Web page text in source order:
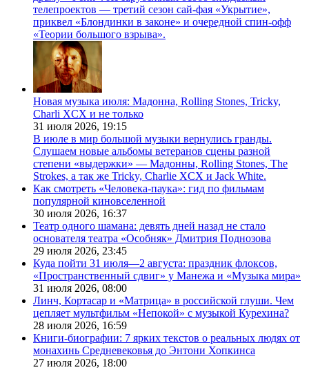
телепроектов — третий сезон сай-фая «Укрытие»,
приквел «Блондинки в законе» и очередной спин-офф
«Теории большого взрыва».
Новая музыка июля: Мадонна, Rolling Stones, Tricky,
Charli XCX и не только
31 июля 2026, 19:15
В июле в мир большой музыки вернулись гранды.
Слушаем новые альбомы ветеранов сцены разной
степени «выдержки» — Мадонны, Rolling Stones, The
Strokes, а так же Tricky, Charlie XCX и Jack White.
Как смотреть «Человека-паука»: гид по фильмам
популярной киновселенной
30 июля 2026, 16:37
Театр одного шамана: девять дней назад не стало
основателя театра «Особняк» Дмитрия Поднозова
29 июля 2026, 23:45
Куда пойти 31 июля—2 августа: праздник флоксов,
«Пространственный сдвиг» у Манежа и «Музыка мира»
31 июля 2026, 08:00
Линч, Кортасар и «Матрица» в российской глуши. Чем
цепляет мультфильм «Непокой» с музыкой Курехина?
28 июля 2026, 16:59
Книги-биографии: 7 ярких текстов о реальных людях от
монахинь Средневековья до Энтони Хопкинса
27 июля 2026, 18:00